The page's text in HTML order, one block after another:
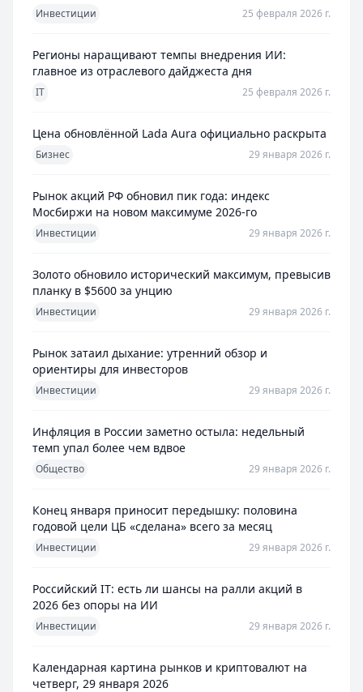
Инвестиции 25 февраля 2026 г.
Регионы наращивают темпы внедрения ИИ:
главное из отраслевого дайджеста дня
IT 25 февраля 2026 г.
Цена обновлённой Lada Aura официально раскрыта
Бизнес 29 января 2026 г.
Рынок акций РФ обновил пик года: индекс
Мосбиржи на новом максимуме 2026-го
Инвестиции 29 января 2026 г.
Золото обновило исторический максимум, превысив
планку в $5600 за унцию
Инвестиции 29 января 2026 г.
Рынок затаил дыхание: утренний обзор и
ориентиры для инвесторов
Инвестиции 29 января 2026 г.
Инфляция в России заметно остыла: недельный
темп упал более чем вдвое
Общество 29 января 2026 г.
Конец января приносит передышку: половина
годовой цели ЦБ «сделана» всего за месяц
Инвестиции 29 января 2026 г.
Российский IT: есть ли шансы на ралли акций в
2026 без опоры на ИИ
Инвестиции 29 января 2026 г.
Календарная картина рынков и криптовалют на
четверг, 29 января 2026